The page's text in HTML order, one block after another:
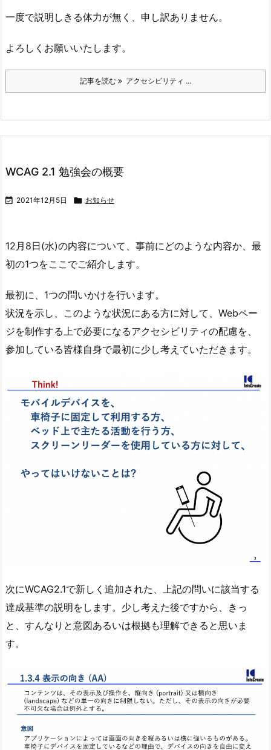
一度で説明しきる体力が無く、申し訳ありません。
よろしくお願いいたします。
記事を読む アクセシビリティ ...
WCAG 2.1 勉強会の概要
 2021年12月5日  お知らせ
12月8日(水)の内容について、事前にどのような内容か、最
初の1つをここでご紹介します。
最初に、1つの問いかけを行います。
状況を示し、このような状況にある方に対して、Webペー
ジを制作する上で必要になるアクセシビリティの配慮を、
参加している皆様自身で最初に少し考えていただきます。
次にWCAG2.1で新しく追加された、上記の問いに該当する
達成基準の説明をします。少し考えた後ですから、きっ
と、すんなりと意図あるいは根拠も理解できると思いま
す。